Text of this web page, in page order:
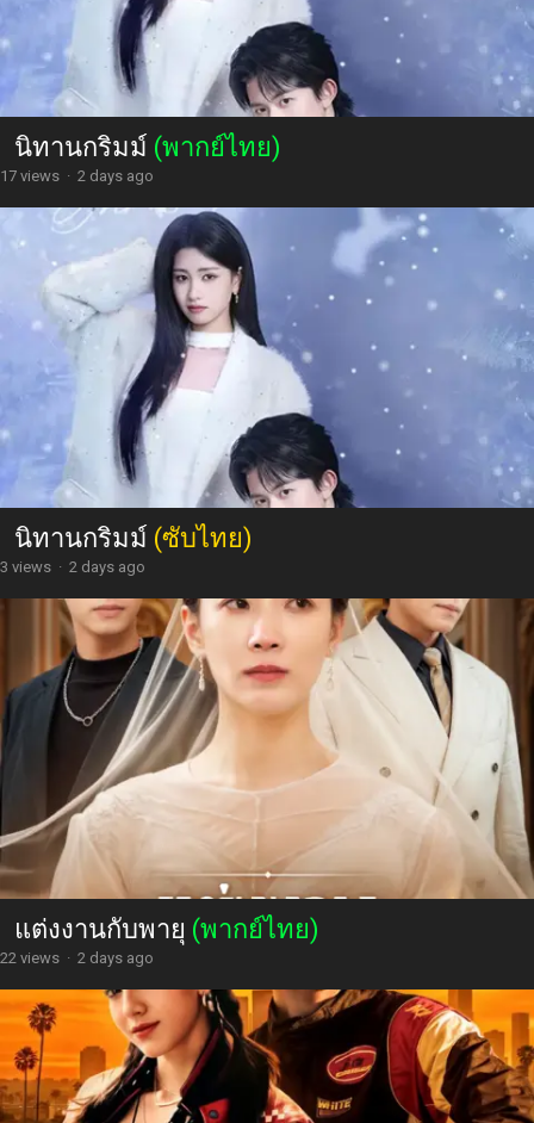
นิทานกริมม์ (พากย์ไทย)
17 views · 2 days ago
นิทานกริมม์ (ซับไทย)
3 views · 2 days ago
แต่งงานกับพายุ (พากย์ไทย)
22 views · 2 days ago